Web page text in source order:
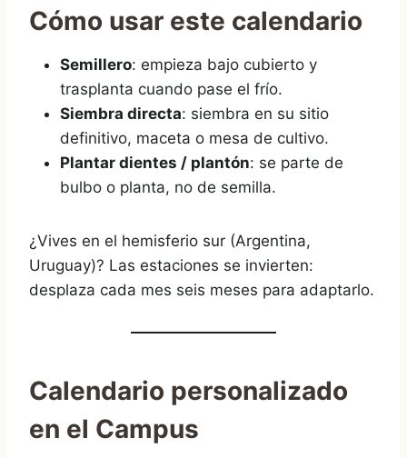
Cómo usar este calendario
Semillero: empieza bajo cubierto y
trasplanta cuando pase el frío.
Siembra directa: siembra en su sitio
definitivo, maceta o mesa de cultivo.
Plantar dientes / plantón: se parte de
bulbo o planta, no de semilla.
¿Vives en el hemisferio sur (Argentina,
Uruguay)? Las estaciones se invierten:
desplaza cada mes seis meses para adaptarlo.
Calendario personalizado
en el Campus